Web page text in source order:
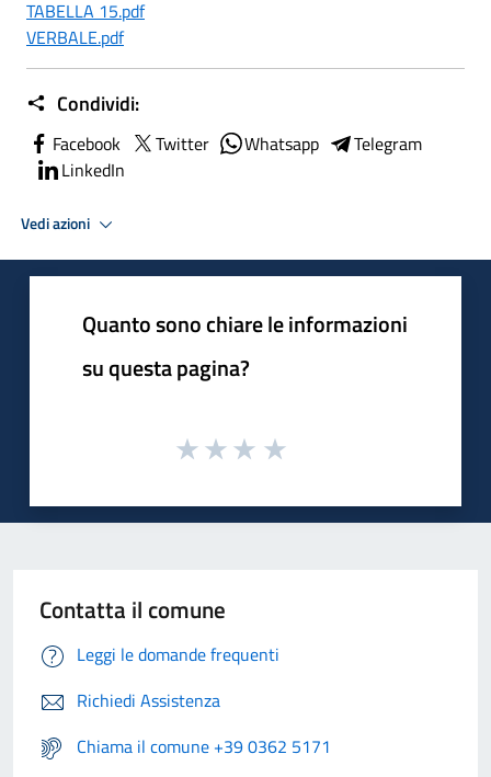
TABELLA 15.pdf
VERBALE.pdf
Condividi:
Facebook Twitter Whatsapp
Telegram
LinkedIn
Vedi azioni
Quanto sono chiare le informazioni
su questa pagina?
Contatta il comune
Leggi le domande frequenti
Richiedi Assistenza
Chiama il comune +39 0362 5171